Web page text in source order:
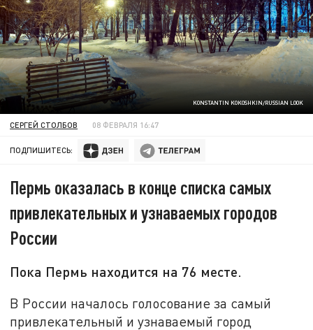
KONSTANTIN KOKOSHKIN/RUSSIAN LOOK
СЕРГЕЙ СТОЛБОВ 08 ФЕВРАЛЯ 16:47
ПОДПИШИТЕСЬ:
Пермь оказалась в конце списка самых
привлекательных и узнаваемых городов
России
Пока Пермь находится на 76 месте.
В России началось голосование за самый
привлекательный и узнаваемый город